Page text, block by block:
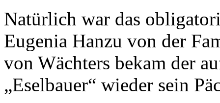
Natürlich war das
Eugenia Hanzu von der
von Wächters bekam der
„Eselbauer“ wieder sein